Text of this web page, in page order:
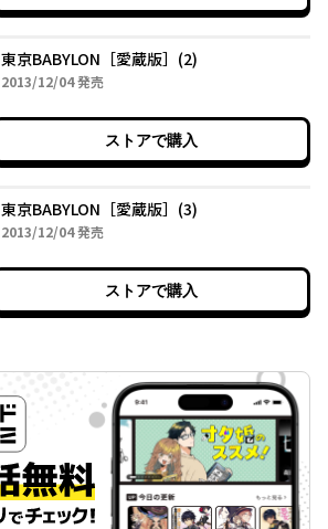
東京BABYLON［愛蔵版］(2)
2013/12/042013年12月04日
発売
ストアで購入
東京BABYLON［愛蔵版］(3)
2013/12/042013年12月04日
発売
ストアで購入